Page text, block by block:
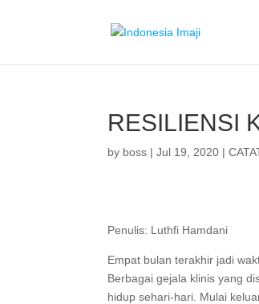
RESILIENSI
by boss |Jul 19, 2020 |
Penulis: Luthfi Hamdani
Empat bulan terakhir jadi
Berbagai gejala klinis yang
hidup sehari-hari. Mulai